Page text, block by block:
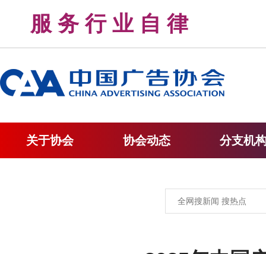
服 务 行 业 自 律
关于协会 协会动态 分支机